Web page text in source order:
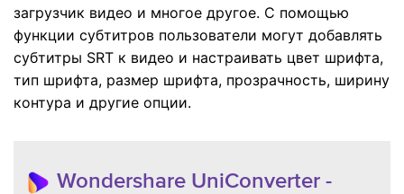
загрузчик видео и многое другое. С помощью
функции субтитров пользователи могут добавлять
субтитры SRT к видео и настраивать цвет шрифта,
тип шрифта, размер шрифта, прозрачность, ширину
контура и другие опции.
Wondershare UniConverter -